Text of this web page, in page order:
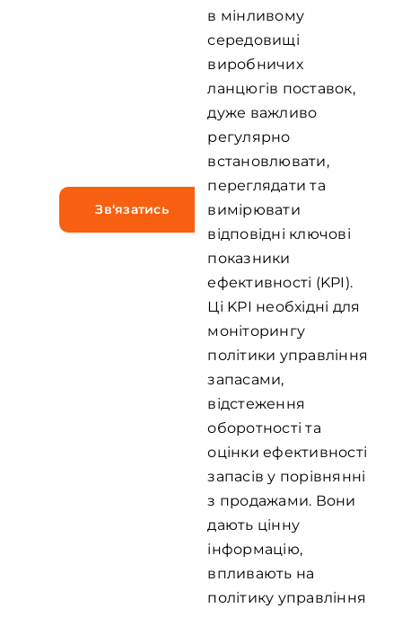
Ефективно
вирішуйте
складнощі,
притаманні
Зв‘язатись
в мінливому
середовищі
виробничих
ланцюгів поставок,
дуже важливо
регулярно
встановлювати,
переглядати та
вимірювати
відповідні ключові
показники
ефективності (KPI).
Ці KPI необхідні для
моніторингу
політики управління
запасами,
відстеження
оборотності та
оцінки ефективності
запасів у порівнянні
з продажами. Вони
дають цінну
інформацію,
впливають на
політику управління